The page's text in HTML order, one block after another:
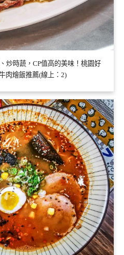
炒時蔬，CP值高的美味！桃園好
肉燴飯推薦(線上：2)